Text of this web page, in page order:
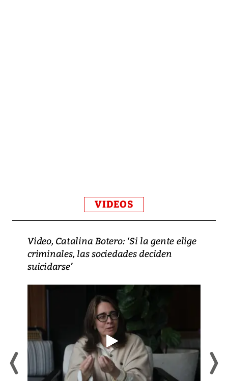
VIDEOS
Video, Catalina Botero: ‘Si la gente elige
criminales, las sociedades deciden
suicidarse’